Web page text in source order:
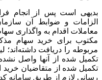
بدیهی است پس از انجام
الزامات و ضوابط آن
معاملات اقدام به واگذاری
مکتوب برای خرید سهام
مربوطه را دریافت داشته‌اند؛
تکمیل شده از آنها واصل
تکمیل شده از متقاضیان
رسانی لازم از طریق سامانه